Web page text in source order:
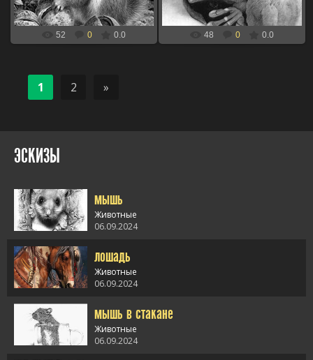
52 0 0.0 48 0 0.0
1 2 »
ЭСКИЗЫ
мышь
Животные
06.09.2024
alt="мышь" /> лошадь
Животные
06.09.2024
alt="лошадь" /> мышь в стакане
Животные
06.09.2024